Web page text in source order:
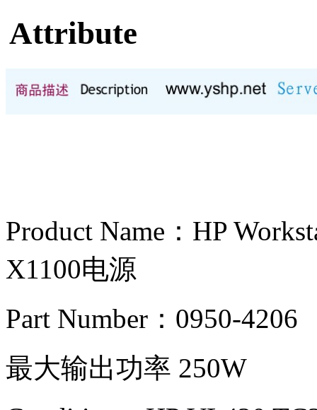
Attribute
Product Name：HP
X1100电源
Part Number：0950-4206
最大输出功率 250W